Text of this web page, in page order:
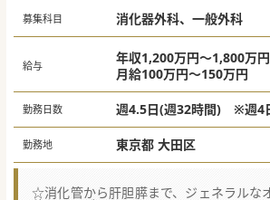
す。
■現在は4つのオペ室が安定して稼働、
100％の高い稼働率を維持、高度医療へ
■内科と外科が連携する消化器センター
的負担を軽減する低侵襲医療センターな
構築。
＃秋入職可
募集科目 消化器外科、一般外科
給与
年収1,200万円～1,800万円
月給100万円～150万円
勤務日数 週4.5日(週32時間) ※週4
勤務地 東京都 大田区
☆消化管から肝胆膵まで、ジェネラルな